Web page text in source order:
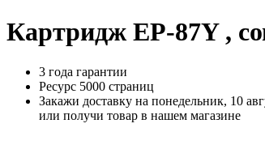
Картридж EP-87Y ,
3 года гарантии
Ресурс 5000 страниц
Закажи доставку на понедельник, 10
или получи товар в нашем магазине